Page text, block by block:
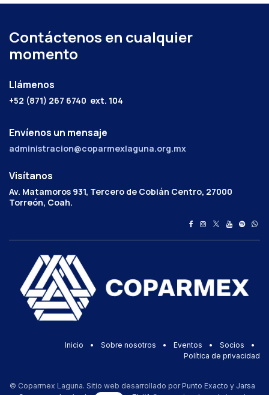
Contáctenos en cualquier
momento
Llámenos
+52 (871) 267 6740 ext. 104
Envíenos un mensaje
administracion@coparmexlaguna.org.mx
Visítanos
Av. Matamoros 931, Tercero de Cobián Centro, 27000
Torreón, Coah.
Inicio • Sobre nosotros • Eventos • Socios
•
Política de privacidad
© Coparmex Laguna. Sitio web desarrollado por Punto Exacto y Jarsa